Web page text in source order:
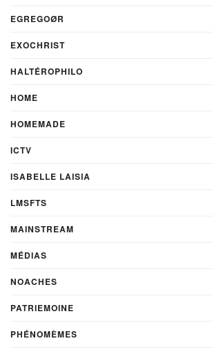
EGREGOØR
EXOCHRIST
HALTÉROPHILO
HOME
HOMEMADE
ICTV
ISABELLE LAISIA
LMSFTS
MAINSTREAM
MÉDIAS
NOACHES
PATRIEMOINE
PHÉNOMÈMES